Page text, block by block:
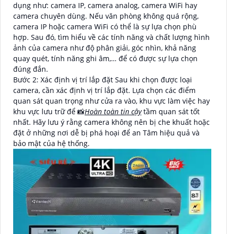
dụng như: camera IP, camera analog, camera WiFi hay
camera chuyên dùng. Nếu văn phòng không quá rộng,
camera IP hoặc camera WiFi có thể là sự lựa chọn phù
hợp. Sau đó, tìm hiểu về các tính năng và chất lượng hình
ảnh của camera như độ phân giải, góc nhìn, khả năng
quay quét, tính năng ghi âm,… để có được sự lựa chọn
đúng đắn.
Bước 2: Xác định vị trí lắp đặt Sau khi chọn được loại
camera, cần xác định vị trí lắp đặt. Lựa chọn các điểm
quan sát quan trọng như cửa ra vào, khu vực làm việc hay
khu vực lưu trữ để 📸Hoàn toàn tin cậytầm quan sát tốt
nhất. Hãy lưu ý rằng camera không nên bị che khuất hoặc
đặt ở những nơi dễ bị phá hoại để an Tâm hiệu quả và
bảo mật của hệ thống.